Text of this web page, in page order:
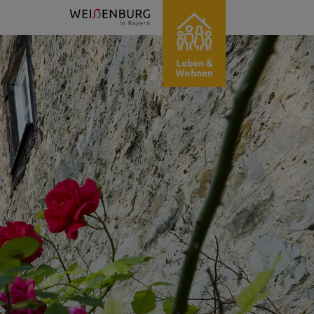
Leben &
Wohnen